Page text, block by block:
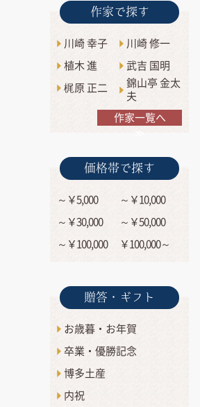
作家で探す
川崎 幸子
川崎 修一
植木 進
武吉 国明
梶原 正二
錦山亭 金太
夫
作家一覧へ
価格帯で探す
～￥5,000
～￥10,000
～￥30,000
～￥50,000
～￥100,000
￥100,000～
贈答・ギフト
お歳暮・お年賀
卒業・優勝記念
博多土産
内祝